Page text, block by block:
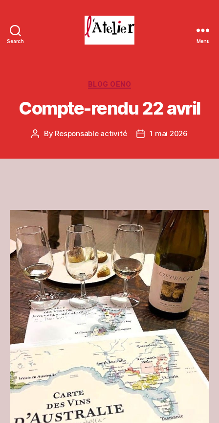
Search Menu
Categories
BLOG OENO
Compte-rendu 22 avril
Post
By Responsable activité
Post1 mai 2026